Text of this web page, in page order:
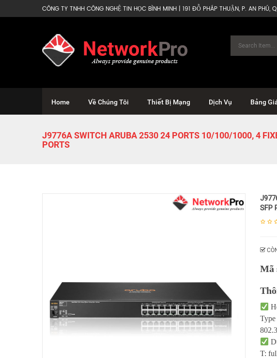
CÔNG TY TNHH CÔNG NGHỆ TIN HỌC BÌNH MINH | 191 ĐỖ PHÁP THUẬN, P. AN PHÚ,
Home Về Chúng Tôi Thiết Bị Mạng Dịch Vụ Bảng
J9776A SWITCH ARUBA 2530 24 PORTS 10/100/1000, 4
PORTS
SFP
Mã
T: